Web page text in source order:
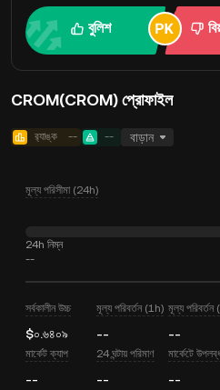
বুলিশ
CROM(CROM) প্রোফাইল
র‍্যাঙ্ক -- -- বাড়ান
মূল্য পরিসীমা (24h)
24h নিম্ন
--
সর্বকালীন উচ্চ
$০.৬৪০৯
মূল্য পরিবর্তন (1h)
--
মূল্য
--
মার্কেট ক্যাপ
--
24 ঘন্টায় পরিমাণ
--
মার্কেটে
--